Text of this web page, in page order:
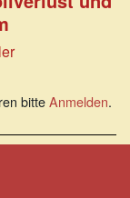
bitteAnmelden.